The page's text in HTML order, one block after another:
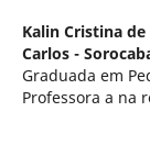
Kalin Cristina
Carlos -
Graduada em
Professora a na